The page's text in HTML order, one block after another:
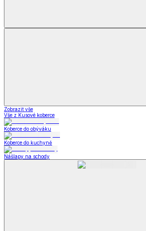
Zobrazit vše
Vše z Kusové koberce
Koberce do obýváku
Koberce do kuchyně
Nášlapy na schody